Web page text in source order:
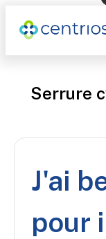
Serrure
J'ai
pour